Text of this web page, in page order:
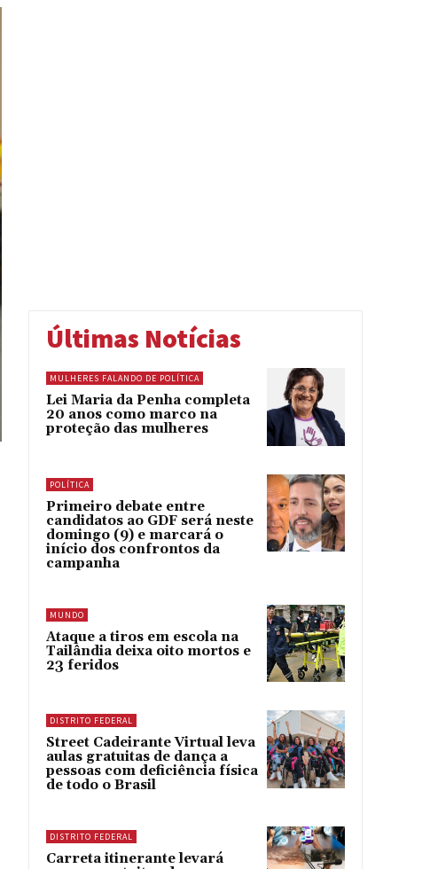
Últimas Notícias
MULHERES FALANDO DE POLÍTICA
Lei Maria da Penha completa
20 anos como marco na
proteção das mulheres
POLÍTICA
Primeiro debate entre
candidatos ao GDF será neste
domingo (9) e marcará o
início dos confrontos da
campanha
MUNDO
Ataque a tiros em escola na
Tailândia deixa oito mortos e
23 feridos
DISTRITO FEDERAL
Street Cadeirante Virtual leva
aulas gratuitas de dança a
pessoas com deficiência física
de todo o Brasil
DISTRITO FEDERAL
Carreta itinerante levará